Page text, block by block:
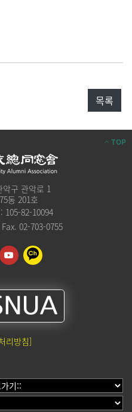
목록
TOP
악구 관악로 1
동 201호
105-82-10094
02-703-0755
리방침]